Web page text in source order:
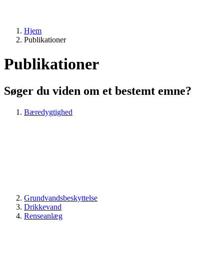
Hjem
Publikationer
Publikationer
Søger du viden om et bestemt emne?
Bæredygtighed
Grundvandsbeskyttelse
Drikkevand
Renseanlæg